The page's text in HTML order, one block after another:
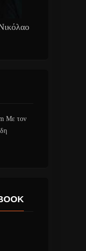
Με τον